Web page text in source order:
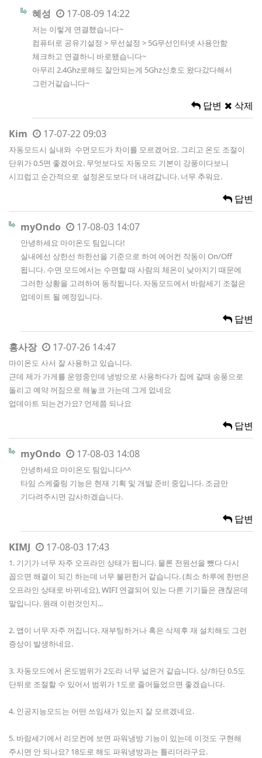
혜성 17-08-09 14:22
저는 이렇게 연결했습니다~
컴퓨터로 공유기설정 > 무선설정 > 5G무선인터넷 사용안함
체크하고 연결하니 바로됐습니다~
아무리 2.4Ghz로해도 잘안되는게 5Ghz신호도 왔다갔다해서
그런거같습니다~
답변 삭제
Kim 17-07-22 09:03
자동모드시 실내와 수면모드가 차이를 모르겠어요. 그리고 온도 조절이
단위가 0.5면 좋겠어요. 무엇보다도 자동모드 기본이 강풍이다보니
시끄럽고 순간적으로 설정온도보다 더 내려갑니다. 너무 추워요.
답변
myOndo 17-08-03 14:07
안녕하세요 마이온도 팀입니다!
실내에선 상한선 하한선을 기준으로 하여 에어컨 작동이 On/Off
됩니다. 수면 모드에서는 수면할 때 사람의 체온이 낮아지기 때문에
그러한 상황을 고려하여 동작됩니다. 자동모드에서 바람세기 조절은
업데이트 될 예정입니다.
답변
홍사장 17-07-26 14:47
마이온도 사서 잘 사용하고 있습니다.
근데 제가 가게를 운영중인데 냉방으로 사용하다가 집에 갈때 송풍으로
돌리고 예약 꺼짐으로 해놓코 가는데 그게 없네요
업데이트 되는건가요? 언제쯤 되나요
답변
myOndo 17-08-03 14:08
안녕하세요 마이온도 팀입니다^^
타임 스케줄링 기능은 현재 기획 및 개발 준비 중입니다. 조금만
기다려주시면 감사하겠습니다.
답변
KIMJ 17-08-03 17:43
1. 기기가 너무 자주 오프라인 상태가 됩니다. 물론 전원선을 뺐다 다시
꼽으면 해결이 되긴 하는데 너무 불편한거 같습니다. (최소 하루에 한번은
오프라인 상태로 바뀌네요), WIFI 연결되어 있는 다른 기기들은 괜찮은데
말입니다. 원래 이런것인지...
2. 앱이 너무 자주 꺼집니다. 재부팅하거나 혹은 삭제후 재 설치해도 그런
증상이 발생하네요.
3. 자동모드에서 온도범위가 2도라 너무 넓은거 같습니다. 상/하단 0.5도
단뒤로 조절할 수 있어서 범위가 1도로 줄어들었으면 좋겠습니다.
4. 인공지능모드는 어떤 쓰임새가 있는지 잘 모르겠네요.
5. 바람세기에서 리모컨에 보면 파워냉방 기능이 있는데 이것도 구현해
주시면 안 되나요? 18도로 해도 파워냉방과는 틀리더라구요.